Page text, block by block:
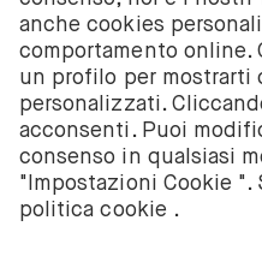
numero 58403949. BUX
dall’Autorità Olandese
nei limiti previsti dalla
BUX B.V. non fornisce
gli investitori devono
d’investimento
consulenza